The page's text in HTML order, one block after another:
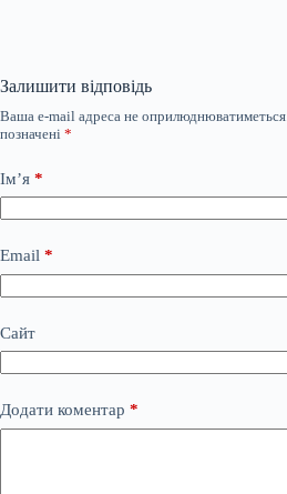
Залишити відповідь
Ваша e-mail адреса не оприлюднюватиметься.
позначені *
Ім’я *
Email *
Сайт
Додати коментар *